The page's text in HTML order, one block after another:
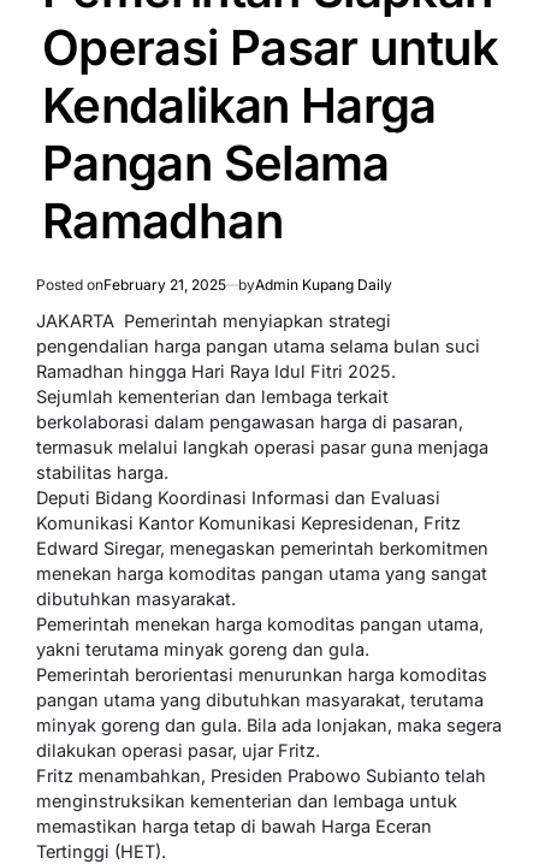
Operasi Pasar untuk
Kendalikan Harga
Pangan Selama
Ramadhan
Posted onFebruary 21, 2025 byAdmin Kupang Daily
JAKARTA  Pemerintah menyiapkan strategi
pengendalian harga pangan utama selama bulan suci
Ramadhan hingga Hari Raya Idul Fitri 2025.
Sejumlah kementerian dan lembaga terkait
berkolaborasi dalam pengawasan harga di pasaran,
termasuk melalui langkah operasi pasar guna menjaga
stabilitas harga.
Deputi Bidang Koordinasi Informasi dan Evaluasi
Komunikasi Kantor Komunikasi Kepresidenan, Fritz
Edward Siregar, menegaskan pemerintah berkomitmen
menekan harga komoditas pangan utama yang sangat
dibutuhkan masyarakat.
Pemerintah menekan harga komoditas pangan utama,
yakni terutama minyak goreng dan gula.
Pemerintah berorientasi menurunkan harga komoditas
pangan utama yang dibutuhkan masyarakat, terutama
minyak goreng dan gula. Bila ada lonjakan, maka segera
dilakukan operasi pasar, ujar Fritz.
Fritz menambahkan, Presiden Prabowo Subianto telah
menginstruksikan kementerian dan lembaga untuk
memastikan harga tetap di bawah Harga Eceran
Tertinggi (HET).